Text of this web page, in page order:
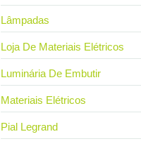
Lâmpadas
Loja De Materiais Elétricos
Luminária De Embutir
Materiais Elétricos
Pial Legrand